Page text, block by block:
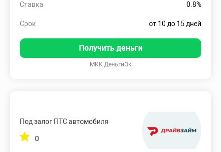
Ставка 0.8%
Срок от 10 до 15 дней
Получить деньги
МКК ДеньгиОк
Под залог ПТС автомобиля
0